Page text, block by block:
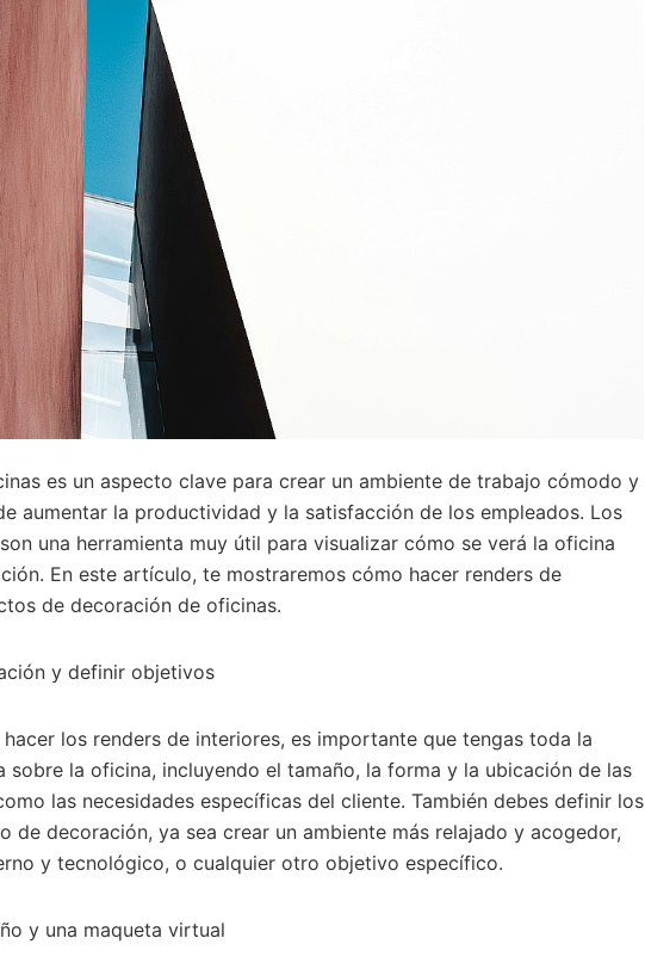
es un aspecto clave para crear un ambiente de trabajo cómodo y
aumentar la productividad y la satisfacción de los empleados. Los
una herramienta muy útil para visualizar cómo se verá la oficina
En este artículo, te mostraremos cómo hacer renders de
de decoración de oficinas.
y definir objetivos
los renders de interiores, es importante que tengas toda la
sobre la oficina, incluyendo el tamaño, la forma y la ubicación de las
las necesidades específicas del cliente. También debes definir los
de decoración, ya sea crear un ambiente más relajado y acogedor,
y tecnológico, o cualquier otro objetivo específico.
y una maqueta virtual